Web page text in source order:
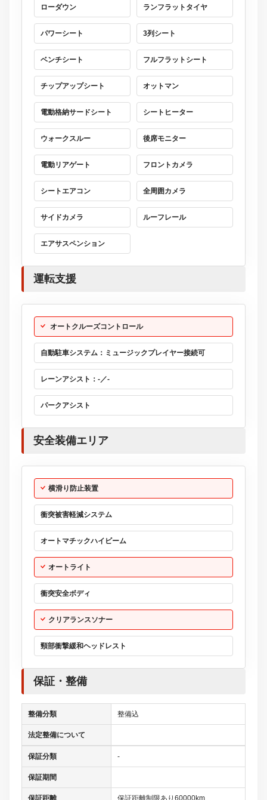
ローダウン ランフラットタイヤ
パワーシート 3列シート
ベンチシート フルフラットシート
チップアップシート オットマン
電動格納サードシート シートヒーター
ウォークスルー 後席モニター
電動リアゲート フロントカメラ
シートエアコン 全周囲カメラ
サイドカメラ ルーフレール
エアサスペンション
運転支援
オートクルーズコントロール
自動駐車システム：ミュージックプレイヤー接続可
レーンアシスト：-／-
パークアシスト
安全装備エリア
横滑り防止装置
衝突被害軽減システム
オートマチックハイビーム
オートライト
衝突安全ボディ
クリアランスソナー
頸部衝撃緩和ヘッドレスト
保証・整備
整備分類 整備込
法定整備について
保証分類 -
保証期間
保証距離 保証距離制限あり60000km